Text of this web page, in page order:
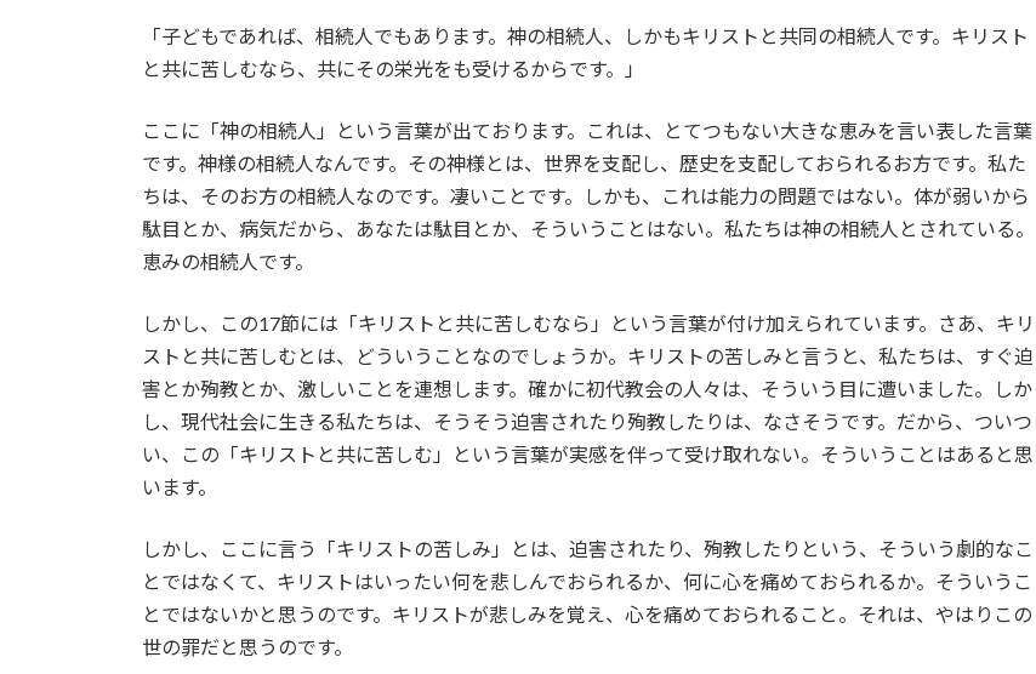
「子どもであれば、相続人でもあります。神の相続人、しかもキリストと共同の相続人です。キリスト
と共に苦しむなら、共にその栄光をも受けるからです。」
ここに「神の相続人」という言葉が出ております。これは、とてつもない大きな恵みを言い表した言葉
です。神様の相続人なんです。その神様とは、世界を支配し、歴史を支配しておられるお方です。私た
ちは、そのお方の相続人なのです。凄いことです。しかも、これは能力の問題ではない。体が弱いから
駄目とか、病気だから、あなたは駄目とか、そういうことはない。私たちは神の相続人とされている。
恵みの相続人です。
しかし、この17節には「キリストと共に苦しむなら」という言葉が付け加えられています。さあ、キリ
ストと共に苦しむとは、どういうことなのでしょうか。キリストの苦しみと言うと、私たちは、すぐ迫
害とか殉教とか、激しいことを連想します。確かに初代教会の人々は、そういう目に遭いました。しか
し、現代社会に生きる私たちは、そうそう迫害されたり殉教したりは、なさそうです。だから、ついつ
い、この「キリストと共に苦しむ」という言葉が実感を伴って受け取れない。そういうことはあると思
います。
しかし、ここに言う「キリストの苦しみ」とは、迫害されたり、殉教したりという、そういう劇的なこ
とではなくて、キリストはいったい何を悲しんでおられるか、何に心を痛めておられるか。そういうこ
とではないかと思うのです。キリストが悲しみを覚え、心を痛めておられること。それは、やはりこの
世の罪だと思うのです。